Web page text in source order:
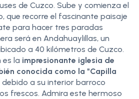
de Cuzco. Sube y comienza el
que recorre el fascinante paisaje
para hacer tres paradas
será en Andahuaylillas, un
a 40 kilómetros de Cuzco.
es la impresionante iglesia de
conocida como la "Capilla
debido a su interior barroco
frescos. Admira este hermoso